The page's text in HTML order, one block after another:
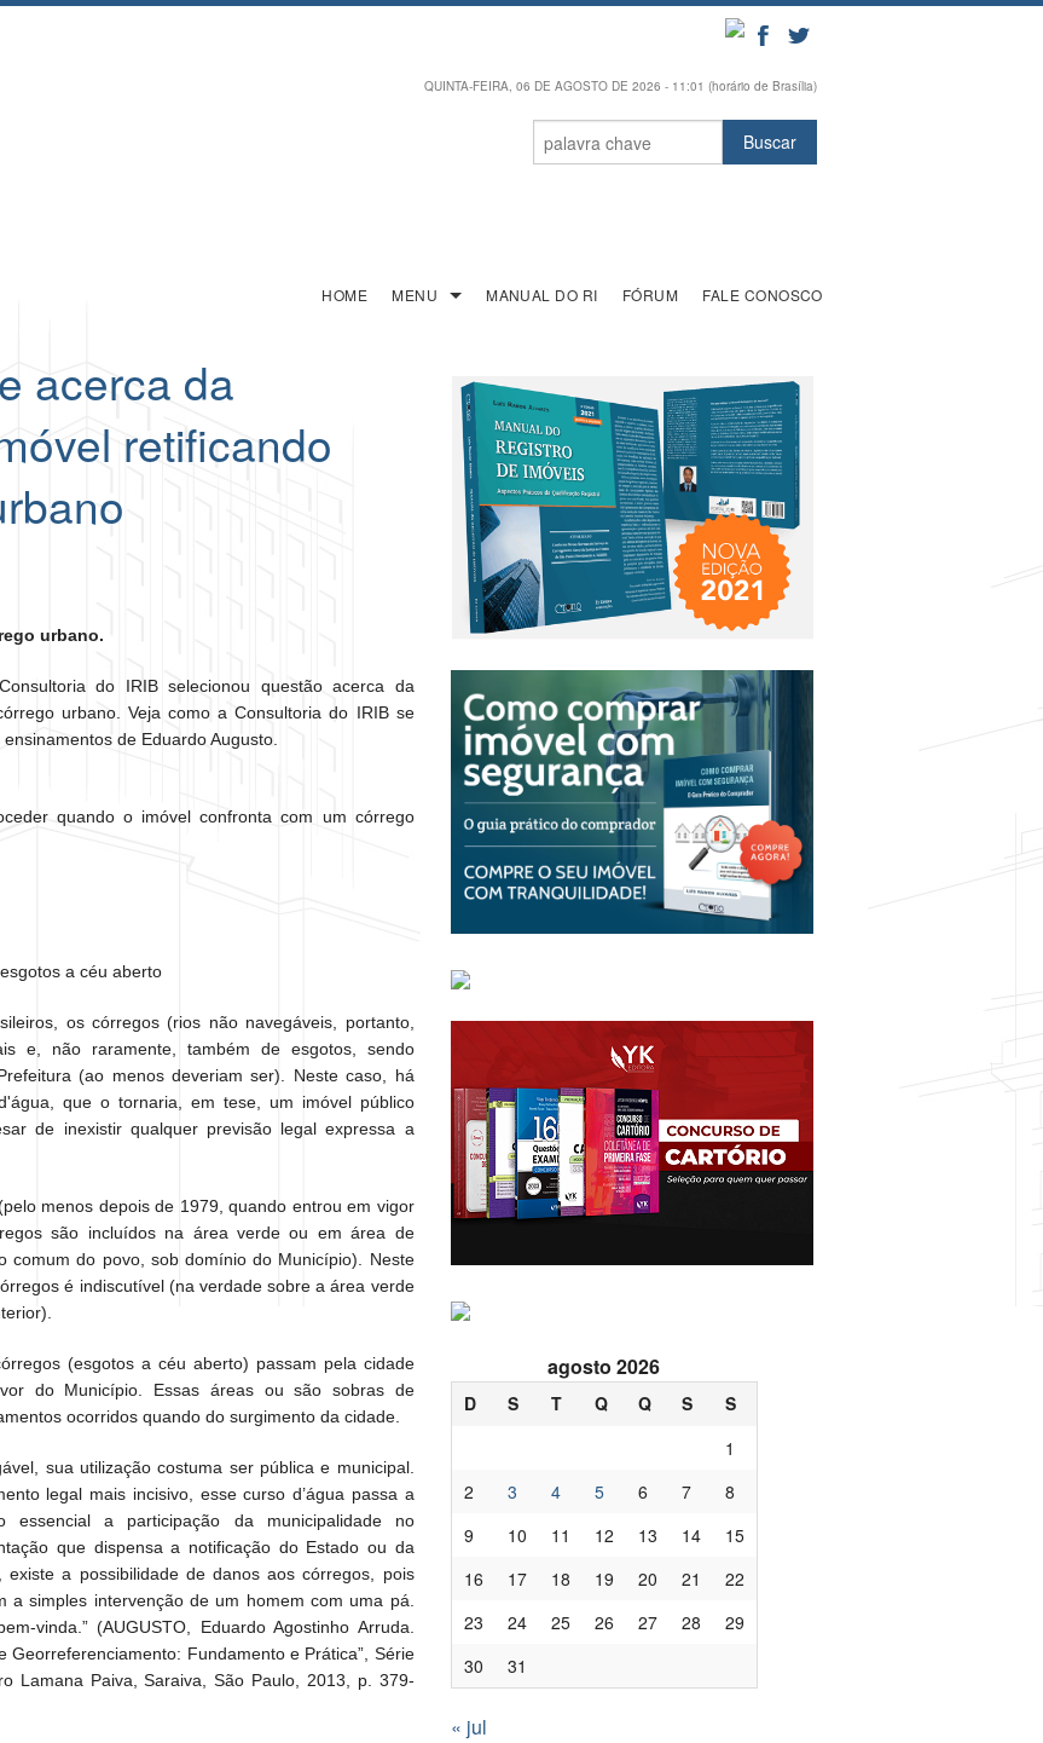
QUINTA-FEIRA, 06 DE AGOSTO DE 2026 - 11:01 (horário de Brasília)
HOME MENU MANUAL DO RI FÓRUM FALE CONOSCO
acerca da
retificando
urbano.
do IRIB selecionou questão acerca da
urbano. Veja como a Consultoria do IRIB se
de Eduardo Augusto.
quando o imóvel confronta com um córrego
a céu aberto
os córregos (rios não navegáveis, portanto,
e, não raramente, também de esgotos, sendo
(ao menos deveriam ser). Neste caso, há
que o tornaria, em tese, um imóvel público
de inexistir qualquer previsão legal expressa a
menos depois de 1979, quando entrou em vigor
são incluídos na área verde ou em área de
comum do povo, sob domínio do Município). Neste
é indiscutível (na verdade sobre a área verde
(esgotos a céu aberto) passam pela cidade
do Município. Essas áreas ou são sobras de
ocorridos quando do surgimento da cidade.
sua utilização costuma ser pública e municipal.
legal mais incisivo, esse curso d’água passa a
essencial a participação da municipalidade no
que dispensa a notificação do Estado ou da
a possibilidade de danos aos córregos, pois
a simples intervenção de um homem com uma pá.
vinda.” (AUGUSTO, Eduardo Agostinho Arruda.
Georreferenciamento: Fundamento e Prática”, Série
Lamana Paiva, Saraiva, São Paulo, 2013, p. 379-
agosto 2026
D S T Q Q S
S
1
2
3 4 5 6 7
8
9
10 11 12 13 14
15
16
17 18 19 20 21
22
23
24 25 26 27 28
29
30
31
« jul